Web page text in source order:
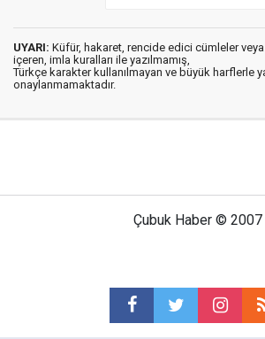
UYARI: Küfür, hakaret, rencide edici cümleler veya
içeren, imla kuralları ile yazılmamış,
Türkçe karakter kullanılmayan ve büyük harflerle
onaylanmamaktadır.
Çubuk Haber © 2007